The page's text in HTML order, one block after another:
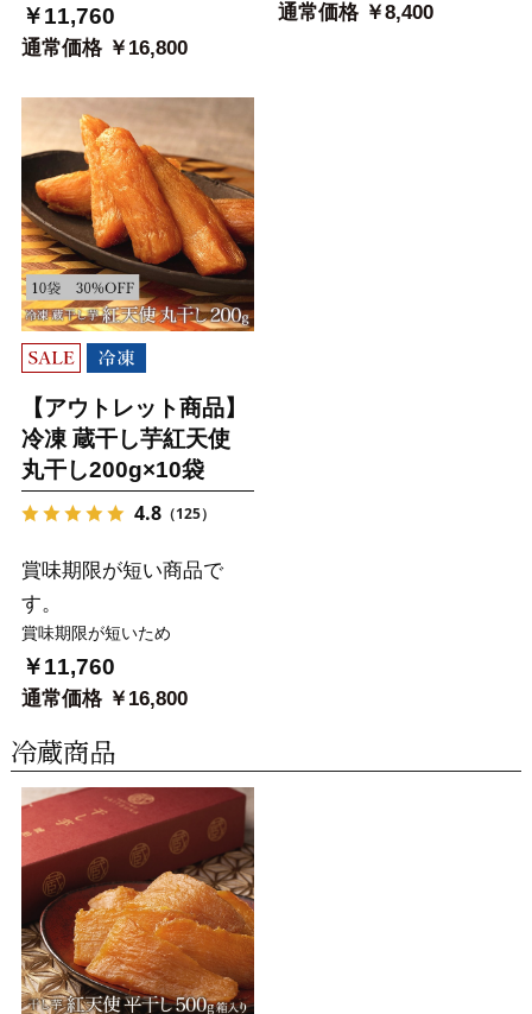
￥11,760
通常価格 ￥16,800
通常価格 ￥8,400
【アウトレット商品】
冷凍 蔵干し芋紅天使
丸干し200g×10袋
4.8（125）
賞味期限が短い商品で
す。
賞味期限が短いため
￥11,760
通常価格 ￥16,800
冷蔵商品